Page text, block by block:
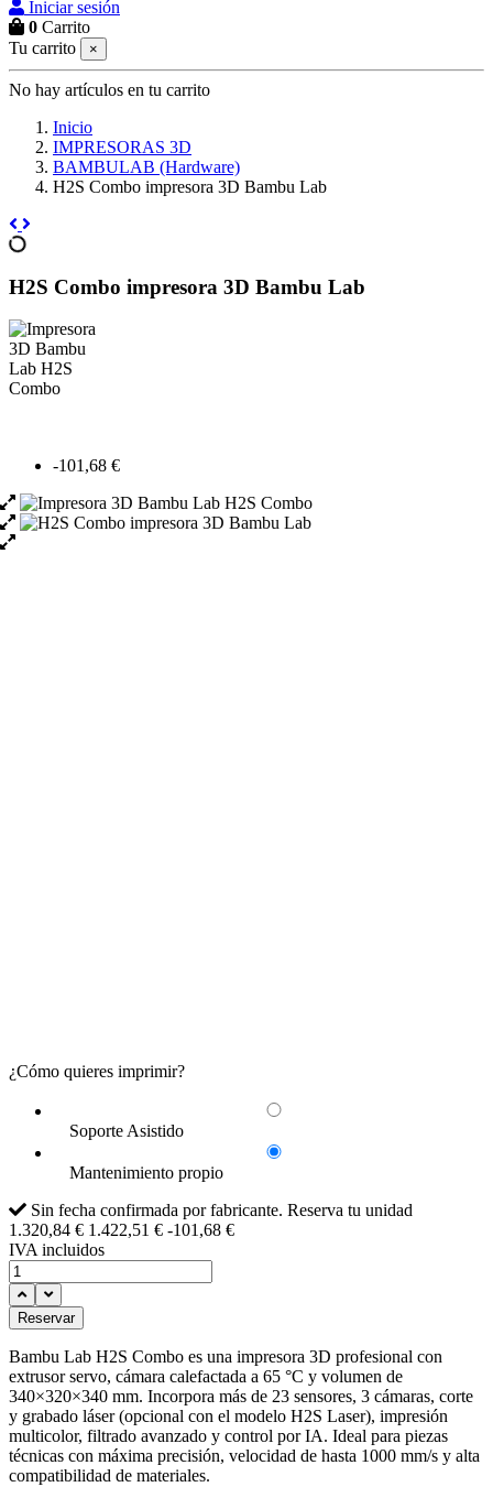
Iniciar sesión
0 Carrito
Tu carrito
×
No hay artículos en tu carrito
Inicio
IMPRESORAS 3D
BAMBULAB (Hardware)
H2S Combo impresora 3D Bambu Lab
H2S Combo impresora 3D Bambu Lab
-101,68 €
¿Cómo quieres imprimir?
Más
la
asistencia
y
soporte.
dudas
en
menos
de
48h
con
un
técnico
español.
Soporte Asistido
Garantía
Lo
que
el
sin
soporte
ni
prioridad.
Mantenimiento propio
Sin fecha confirmada por fabricante. Reserva tu unidad
1.320,84 € 1.422,51 € -101,68 €
IVA incluidos
Reservar
Bambu Lab H2S Combo es una impresora 3D profesional con
extrusor servo, cámara calefactada a 65 °C y volumen de
340×320×340 mm. Incorpora más de 23 sensores, 3 cámaras, corte
y grabado láser (opcional con el modelo H2S Laser), impresión
multicolor, filtrado avanzado y control por IA. Ideal para piezas
técnicas con máxima precisión, velocidad de hasta 1000 mm/s y alta
compatibilidad de materiales.